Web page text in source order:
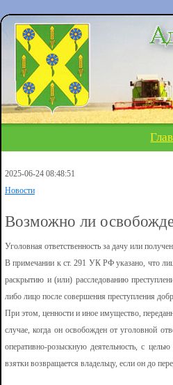
2025-06-24 08:48:51
Новости
Возможно ли
Уголовная ответственность за дачу или
В примечании к ст. 291 УК РФ указано, что
раскрытию и (или) расследованию
либо лицо после совершения преступления
При этом, ценности и иное имущество,
случае, когда он освобожден от уголовной
оперативно-розыскную деятельность, с
взятки возвращается владельцу, если он до